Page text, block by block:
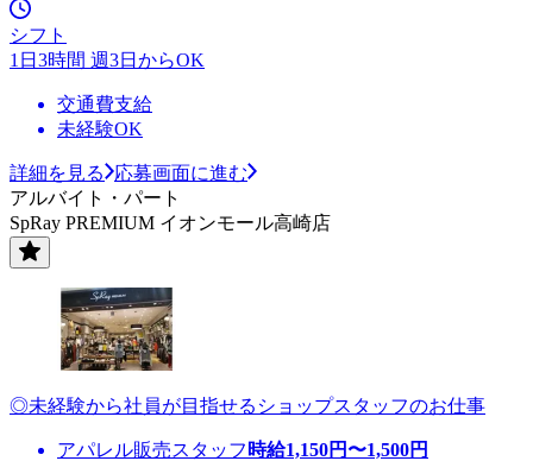
シフト
1日3時間 週3日からOK
交通費支給
未経験OK
詳細を見る
応募画面に進む
アルバイト・パート
SpRay PREMIUM イオンモール高崎店
◎未経験から社員が目指せるショップスタッフのお仕事
アパレル販売スタッフ 時給1,150円〜1,500円